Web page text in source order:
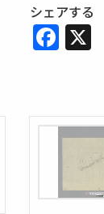
シェアする
X